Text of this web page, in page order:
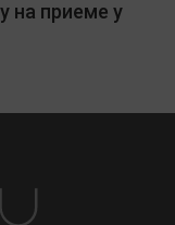
на приеме у